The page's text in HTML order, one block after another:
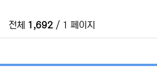
전체 1,692 / 1 페이지